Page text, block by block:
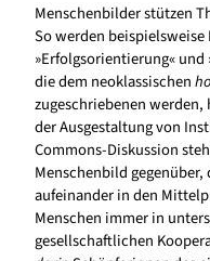
Menschenbilder stützen
So werden
»Erfolgsorientierung«
die dem neoklassischen
zugeschriebenen werden,
der Ausgestaltung von
Commons-Diskussion
Menschenbild gegenüber,
aufeinander in den
Menschen immer in
gesellschaftlichen